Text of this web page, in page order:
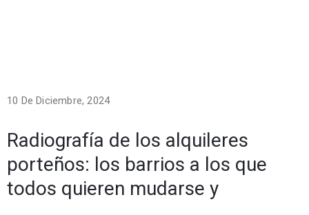
10 De Diciembre, 2024
Radiografía de los alquileres
porteños: los barrios a los que
todos quieren mudarse y